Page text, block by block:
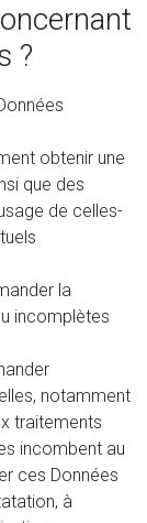
?
obtenir une
que des
de celles-
la
incomplètes
notamment
traitements
incombent au
ces Données
à